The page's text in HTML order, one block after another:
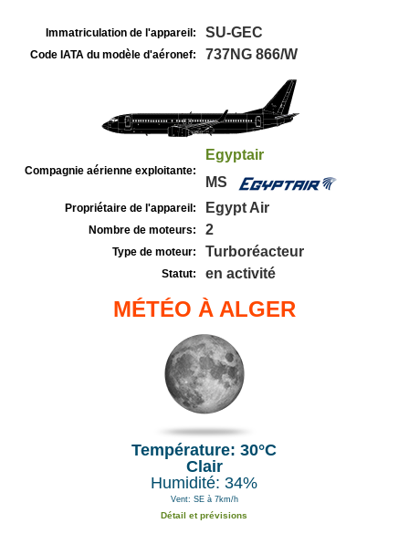
Immatriculation de l'appareil: SU-GEC
Code IATA du modèle d'aéronef: 737NG 866/W
Compagnie aérienne exploitante:
Egyptair
MS
Propriétaire de l'appareil: Egypt Air
Nombre de moteurs: 2
Type de moteur: Turboréacteur
Statut: en activité
MÉTÉO À ALGER
Température: 30°C
Clair
Humidité: 34%
Vent: SE à 7km/h
Détail et prévisions